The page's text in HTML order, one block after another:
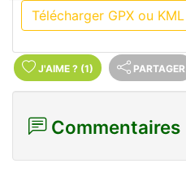
Télécharger GPX ou KML
J'AIME ? (1) PARTAGER
Commentaires